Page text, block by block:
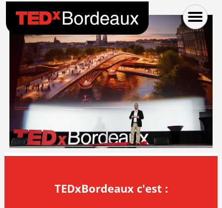
TEDxBordeaux c'est :